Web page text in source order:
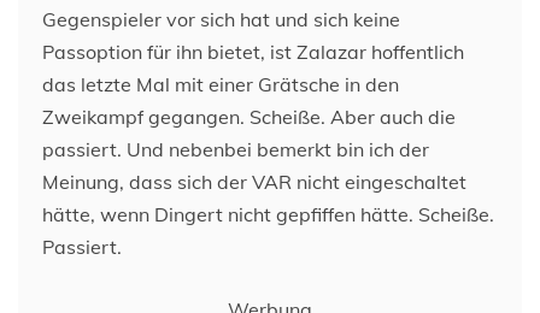
Gegenspieler vor sich hat und sich keine
Passoption für ihn bietet, ist Zalazar hoffentlich
das letzte Mal mit einer Grätsche in den
Zweikampf gegangen. Scheiße. Aber auch die
passiert. Und nebenbei bemerkt bin ich der
Meinung, dass sich der VAR nicht eingeschaltet
hätte, wenn Dingert nicht gepfiffen hätte. Scheiße.
Passiert.